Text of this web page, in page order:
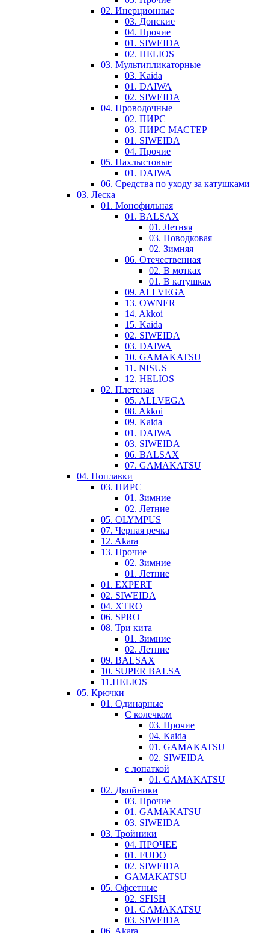
02. Инерционные
03. Донские
04. Прочие
01. SIWEIDA
02. HELIOS
03. Мультипликаторные
03. Kaida
01. DAIWA
02. SIWEIDA
04. Проводочные
02. ПИРС
03. ПИРС МАСТЕР
01. SIWEIDA
04. Прочие
05. Нахлыстовые
01. DAIWA
06. Средства по уходу за катушками
03. Леска
01. Монофильная
01. BALSAX
01. Летняя
03. Поводковая
02. Зимняя
06. Отечественная
02. В мотках
01. В катушках
09. ALLVEGA
13. OWNER
14. Akkoi
15. Kaida
02. SIWEIDA
03. DAIWA
10. GAMAKATSU
11. NISUS
12. HELIOS
02. Плетеная
05. ALLVEGA
08. Akkoi
09. Kaida
01. DAIWA
03. SIWEIDA
06. BALSAX
07. GAMAKATSU
04. Поплавки
03. ПИРС
01. Зимние
02. Летние
05. OLYMPUS
07. Черная речка
12. Akara
13. Прочие
02. Зимние
01. Летние
01. EXPERT
02. SIWEIDA
04. XTRO
06. SPRO
08. Три кита
01. Зимние
02. Летние
09. BALSAX
10. SUPER BALSA
11.HELIOS
05. Крючки
01. Одинарные
С колечком
03. Прочие
04. Kaida
01. GAMAKATSU
02. SIWEIDA
с лопаткой
01. GAMAKATSU
02. Двойники
03. Прочие
01. GAMAKATSU
03. SIWEIDA
03. Тройники
04. ПРОЧЕЕ
01. FUDO
02. SIWEIDA
GAMAKATSU
05. Офсетные
02. SFISH
01. GAMAKATSU
03. SIWEIDA
06. Akara